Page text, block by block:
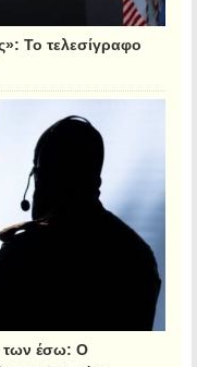
Το τελεσίγραφο
των έσω: Ο